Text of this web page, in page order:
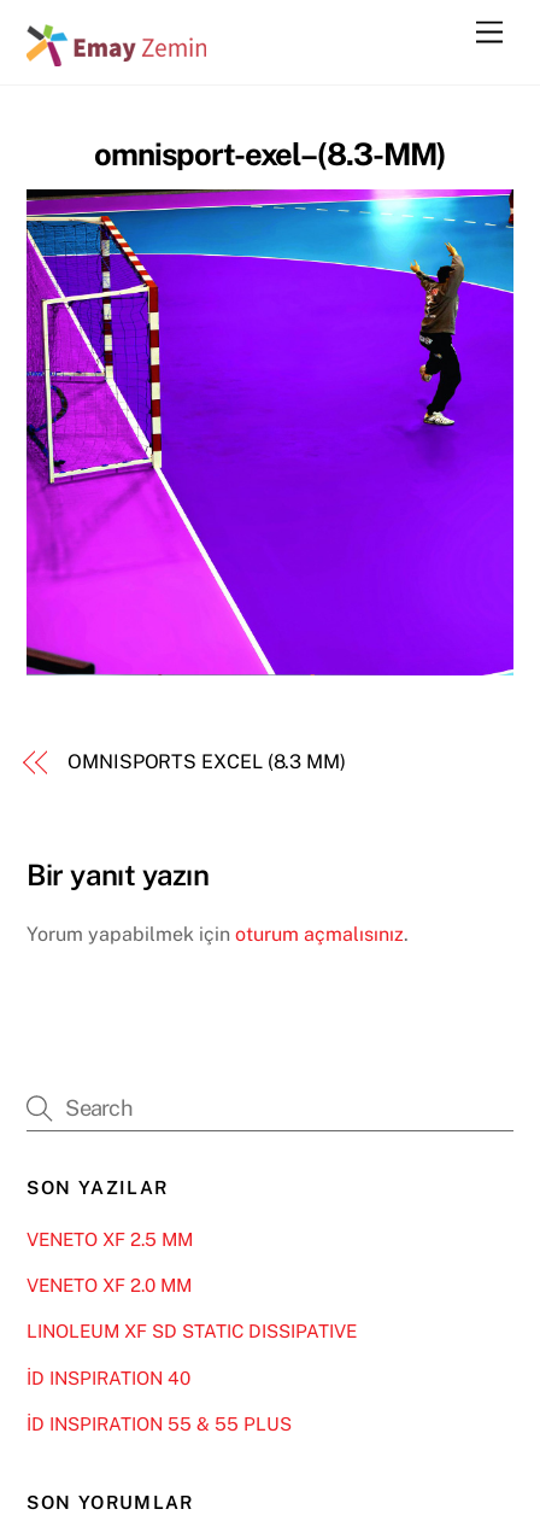
omnisport-exel–(8.3-MM)
OMNISPORTS EXCEL (8.3 MM)
Bir yanıt yazın
Yorum yapabilmek içinoturum açmalısınız.
SON YAZILAR
VENETO XF 2.5 MM
VENETO XF 2.0 MM
LINOLEUM XF SD STATIC DISSIPATIVE
İD INSPIRATION 40
İD INSPIRATION 55 & 55 PLUS
SON YORUMLAR